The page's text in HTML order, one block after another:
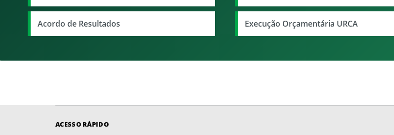
Acordo de Resultados Execução Orçamentária URCA
ACESSO RÁPIDO